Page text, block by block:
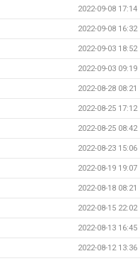
2022-09-08 17:14
2022-09-08 16:32
2022-09-03 18:52
2022-09-03 09:19
2022-08-28 08:21
2022-08-25 17:12
2022-08-25 08:42
2022-08-23 15:06
2022-08-19 19:07
2022-08-18 08:21
2022-08-15 22:02
2022-08-13 16:45
2022-08-12 13:36